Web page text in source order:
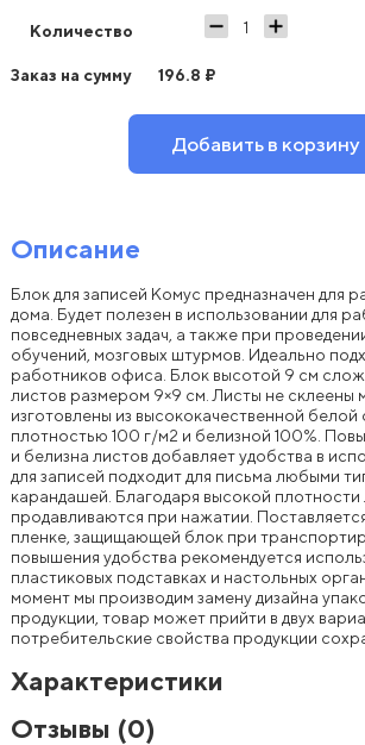
Количество
Заказ на сумму 196.8 ₽
Добавить в корзину
Описание
Блок для записей Комус предназначен для
дома. Будет полезен в использовании для
повседневных задач, а также при
обучений, мозговых штурмов. Идеально
работников офиса. Блок высотой 9 см
листов размером 9×9 см. Листы не склеены
изготовлены из высококачественной
плотностью 100 г/м2 и белизной 100%.
и белизна листов добавляет удобства в
для записей подходит для письма любыми
карандашей. Благодаря высокой плотности
продавливаются при нажатии.
пленке, защищающей блок при
повышения удобства рекомендуется
пластиковых подставках и настольных
момент мы производим замену дизайна
продукции, товар может прийти в двух
потребительские свойства продукции
Характеристики
Отзывы (0)